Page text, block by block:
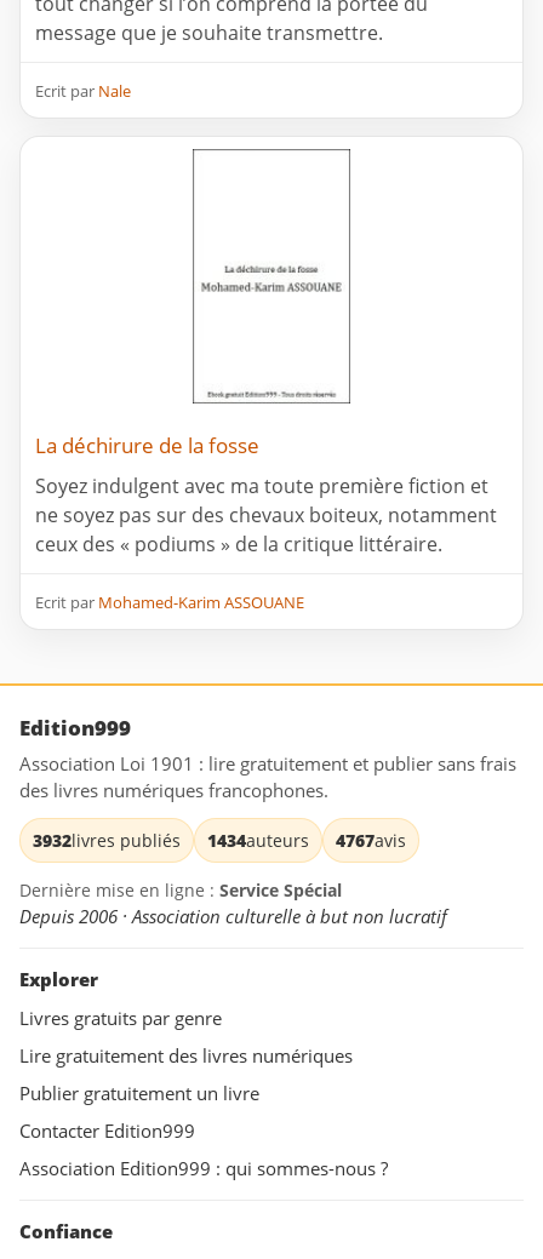
message que je souhaite transmettre.
Ecrit par Nale
La déchirure de la fosse
Soyez indulgent avec ma toute première fiction et
ne soyez pas sur des chevaux boiteux, notamment
ceux des « podiums » de la critique littéraire.
Ecrit par Mohamed-Karim ASSOUANE
Edition999
Association Loi 1901 : lire gratuitement et publier sans frais
des livres numériques francophones.
3932livres publiés 1434auteurs 4767avis
Dernière mise en ligne : Service Spécial
Depuis 2006 · Association culturelle à but non lucratif
Explorer
Livres gratuits par genre
Lire gratuitement des livres numériques
Publier gratuitement un livre
Contacter Edition999
Association Edition999 : qui sommes-nous ?
Confiance